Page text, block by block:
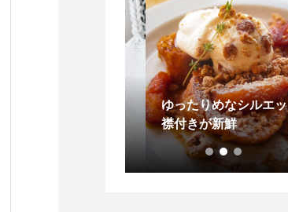
ゆったりめなシルエットに
襟付きが新鮮